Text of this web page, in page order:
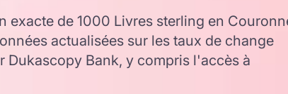
exacte de 1000 Livres sterling en
actualisées sur les taux de change
Dukascopy Bank, y compris l'accès à